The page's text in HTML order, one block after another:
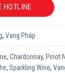
HOTLINE
, Vang Pháp
, Chardonnay, Pinot
, Sparkling Wine,